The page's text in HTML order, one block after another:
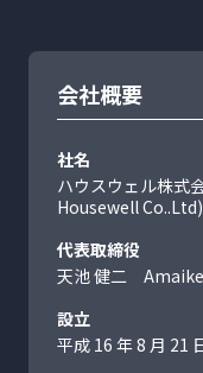
会社概要
社名
ハウスウェル株式
Housewell Co..Ltd)
代表取締役
天池 健二
設立
平成 16 年 8 月 21